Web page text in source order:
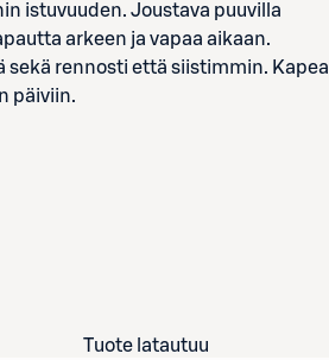
istuvuuden. Joustava puuvilla
arkeen ja vapaa aikaan.
sekä rennosti että siistimmin. Kapea
päiviin.
Tuote latautuu